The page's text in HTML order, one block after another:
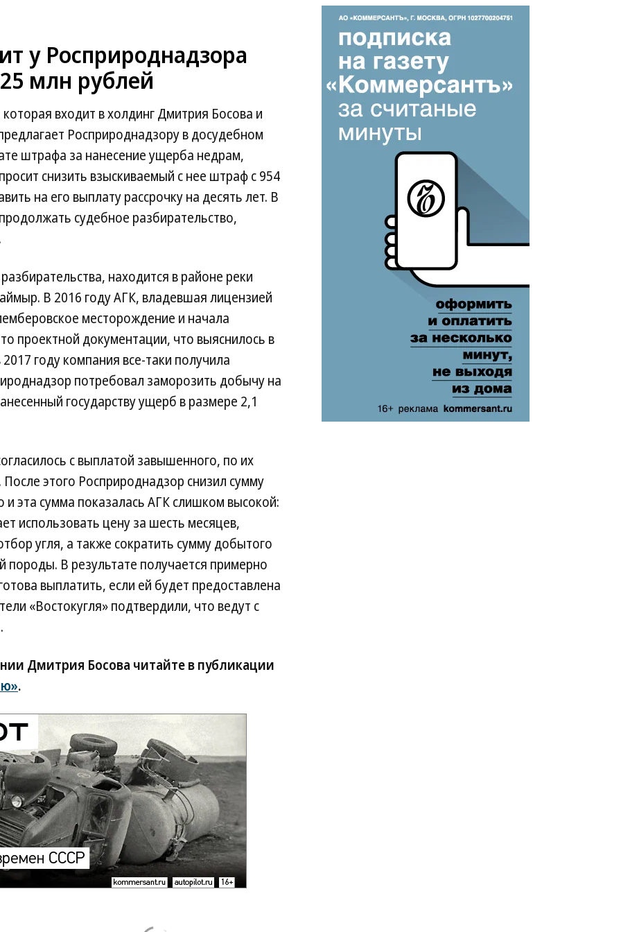
у Росприроднадзора
млн рублей
входит в холдинг Дмитрия Босова и
Росприроднадзору в досудебном
штрафа за нанесение ущерба недрам,
снизить взыскиваемый с нее штраф с 954
на его выплату рассрочку на десять лет. В
судебное разбирательство,
находится в районе реки
В 2016 году АГК, владевшая лицензией
месторождение и начала
проектной документации, что выяснилось в
году компания все-таки получила
потребовал заморозить добычу на
государству ущерб в размере 2,1
с выплатой завышенного, по их
этого Росприроднадзор снизил сумму
эта сумма показалась АГК слишком высокой:
использовать цену за шесть месяцев,
угля, а также сократить сумму добытого
В результате получается примерно
выплатить, если ей будет предоставлена
«Востокугля» подтвердили, что ведут с
Дмитрия Босова читайте в публикации
.